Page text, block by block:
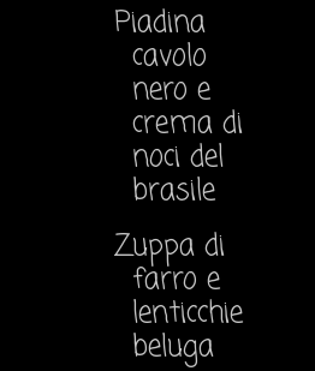
Piadina
cavolo
nero e
crema di
noci del
brasile
Zuppa di
farro e
lenticchie
beluga